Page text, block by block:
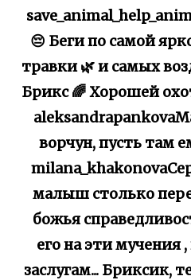
😔 Беги по самой
травки 🌿 и самых
Брикс 🌈 Хорошей
ворчун, пусть там
малыш столько
божья
его на эти мучения
заслугам... Бриксик,